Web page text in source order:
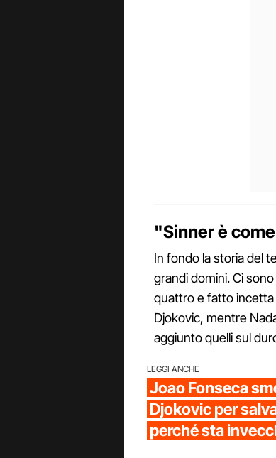
"Sinner è
In fondo la storia del
grandi domini. Ci
quattro e fatto incetta
Djokovic, mentre
aggiunto quelli sul
LEGGI ANCHE
Joao Fonseca
Djokovic per
perché sta